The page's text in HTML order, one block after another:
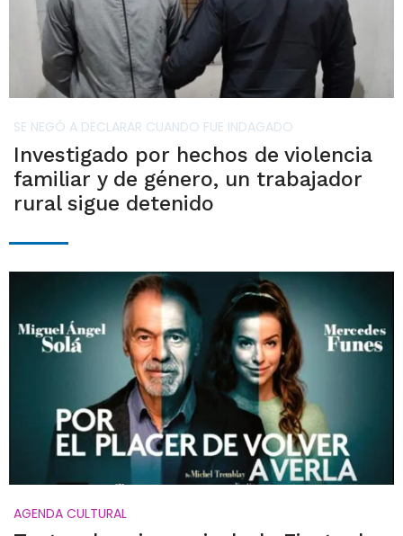
SE NEGÓ A DECLARAR CUANDO FUE INDAGADO
Investigado por hechos de violencia
familiar y de género, un trabajador
rural sigue detenido
AGENDA CULTURAL